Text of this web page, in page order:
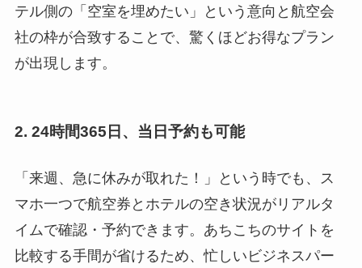
テル側の「空室を埋めたい」という意向と航空会
社の枠が合致することで、驚くほどお得なプラン
が出現します。
2. 24時間365日、当日予約も可能
「来週、急に休みが取れた！」という時でも、ス
マホ一つで航空券とホテルの空き状況がリアルタ
イムで確認・予約できます。あちこちのサイトを
比較する手間が省けるため、忙しいビジネスパー